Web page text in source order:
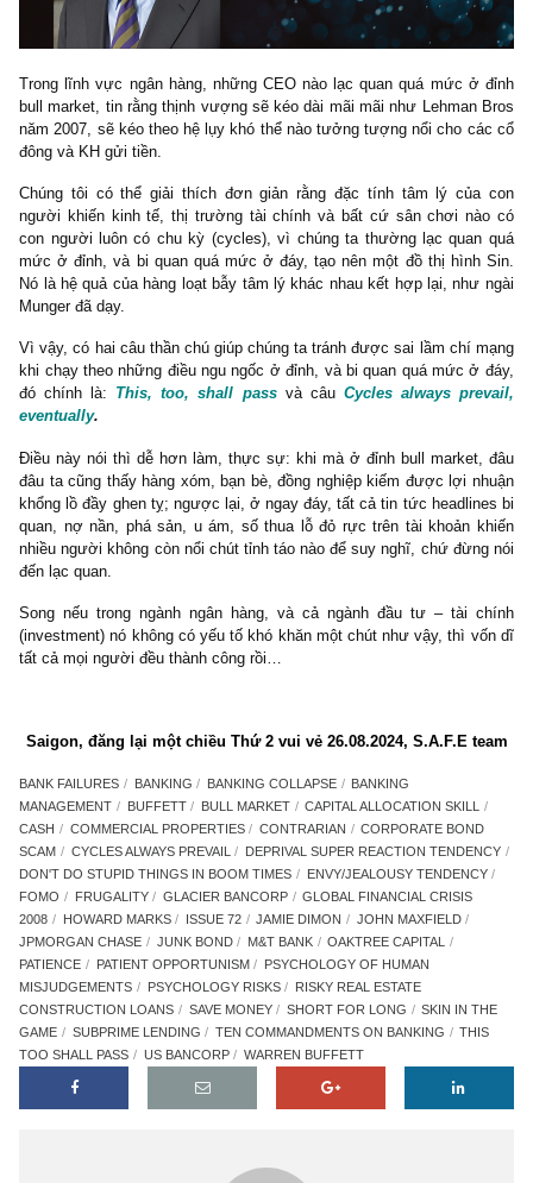
ở vùng 18%-20%-25% suốt một chu kỳ dài 5-7-10 năm hơn là
nhất” 30%-40% ở đỉnh chu kỳ để rồi âm, suy giảm mạnh ở
Sự nhất quán này có điểm lợi rất lớn là nó tạo nên lãi kép
vững, và ngày càng làm cổ đông giầu có hơn. Trong khi đó,
kiếm mạnh ở đỉnh, lại trả hết ở đáy sẽ khó thể nào tạo nên
được.
Điều răn 10: Nhà ngươi không bao giờ, không bao giờ được
rằng chu kỳ sẽ là thứ tồn tại cuối cùng (cycles always
eventually), luôn luôn là như vậy
trong cuộc sống này. Có một số ít điều tôi mới dám sử dụng từ
chắn một cách tự tin, trong số đó: chu kỳ chắc chắn sẽ là thứ
cuối cùng” – ngài Howard Marks, Oaktree Capital Management
Trong lĩnh vực ngân hàng, những CEO nào lạc quan quá mức
năm 2007, sẽ kéo theo hệ lụy khó thể nào tưởng tượng nổi cho
đông và KH gửi tiền.
Chúng tôi có thể giải thích đơn giản rằng đặc tính tâm lý
người khiến kinh tế, thị trường tài chính và bất cứ sân chơi
con người luôn có chu kỳ (cycles), vì chúng ta thường lạc
mức ở đỉnh, và bi quan quá mức ở đáy, tạo nên một đồ thị
Munger đã dạy.
Vì vậy, có hai câu thần chú giúp chúng ta tránh được sai lầm chí
khi chạy theo những điều ngu ngốc ở đỉnh, và bi quan quá mức
đó chính là:
đâu ta cũng thấy hàng xóm, bạn bè, đồng nghiệp kiếm được lợi